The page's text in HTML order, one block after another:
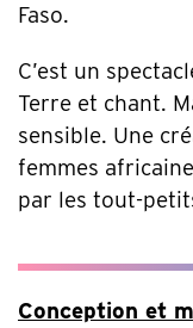
Conception et
Faso.
C’est un
Terre et chant.
sensible. Une
femmes
par les tout-